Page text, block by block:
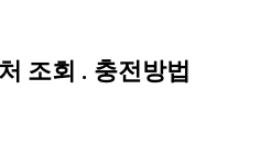
조회 . 충전방법